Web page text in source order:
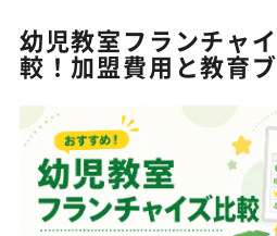
幼児教室フランチャ
較！加盟費用と教育